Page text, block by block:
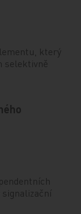
který
selektivně
signalizační